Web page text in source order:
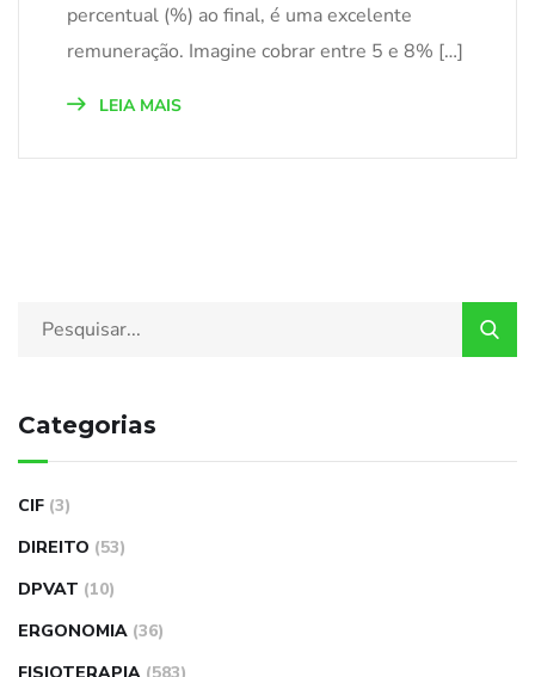
percentual (%) ao final, é uma excelente
remuneração. Imagine cobrar entre 5 e 8% […]
LEIA MAIS
Categorias
CIF (3)
DIREITO (53)
DPVAT (10)
ERGONOMIA (36)